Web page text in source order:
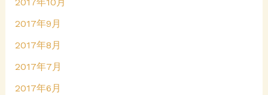
2017年9月
2017年8月
2017年7月
2017年6月